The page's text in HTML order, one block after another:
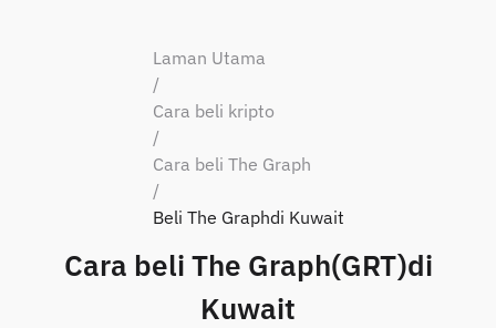
Laman Utama
/
Cara beli kripto
/
Cara beli The Graph
/
Beli The Graphdi Kuwait
Cara beli The Graph(GRT)di
Kuwait